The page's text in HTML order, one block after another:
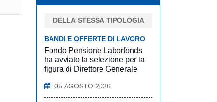
DELLA STESSA TIPOLOGIA
BANDI E OFFERTE DI LAVORO
Fondo Pensione Laborfonds
ha avviato la selezione per la
figura di Direttore Generale
05 AGOSTO 2026